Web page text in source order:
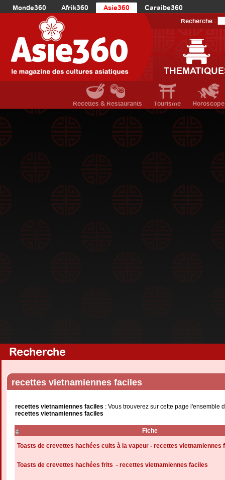
Monde360 Afrik360 Asie360
Caraibe360
Europe360
AmériqueDuNord360
Océanie360
Recherche :
Recettes & Restaurants Tourisme Horoscope
Recherche
recettes vietnamiennes faciles
recettes vietnamiennes faciles : Vous trouverez sur cette page l'ensemble
recettes vietnamiennes faciles
Fiche
Toasts de crevettes hachées cuits à la vapeur - recettes vietnamiennes
Toasts de crevettes hachées frits - recettes vietnamiennes faciles